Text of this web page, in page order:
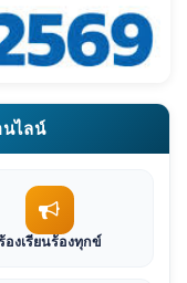
นไลน์
องเรียนร้องทุกข์